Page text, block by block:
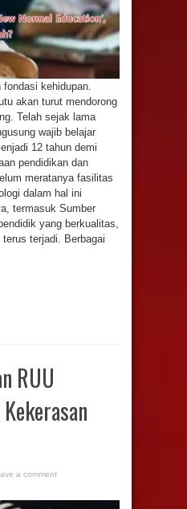
fondasi kehidupan.
akan turut mendorong
Telah sejak lama
wajib belajar
12 tahun demi
pendidikan dan
meratanya fasilitas
dalam hal ini
termasuk Sumber
yang berkualitas,
terjadi. Berbagai
RUU
a comment